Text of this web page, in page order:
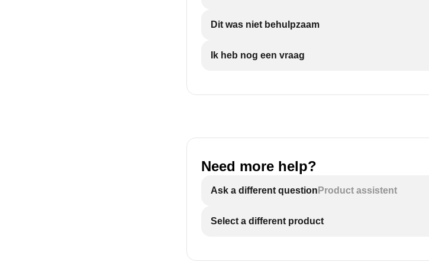
Dit was niet behulpzaam
Ik heb nog een vraag
Need more help?
Ask a different question Product assistent
Select a different product